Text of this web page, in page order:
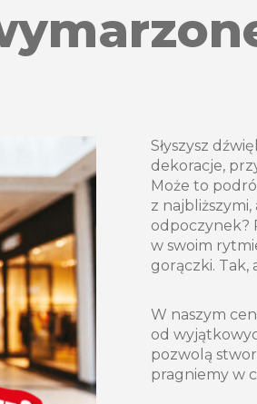
Słyszysz
dekoracje,
Może to
z
odpoczynek?
w swoim
gorączki. Tak,
W naszym
od
pozwolą
pragniemy w